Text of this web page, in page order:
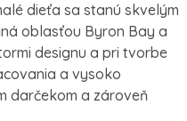
dieťa sa stanú skvelým
oblasťou Byron Bay a
designu a pri tvorbe
a vysoko
darčekom a zároveň